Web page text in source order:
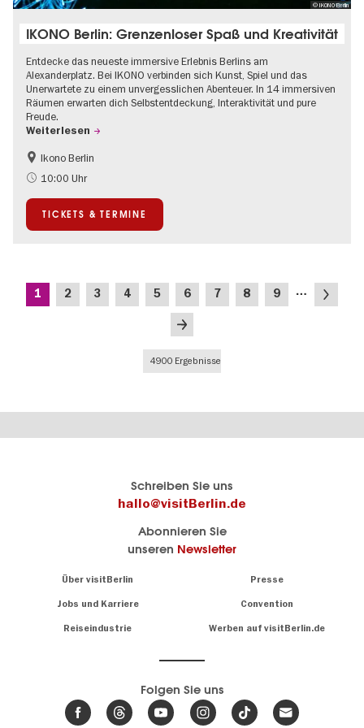
© IKONO Berlin
IKONO Berlin: Grenzenloser Spaß und Kreativität
Entdecke das neueste immersive Erlebnis Berlins am
Alexanderplatz. Bei IKONO verbinden sich Kunst, Spiel und das
Unerwartete zu einem unvergesslichen Abenteuer. In 14 immersiven
Räumen erwarten dich Selbstentdeckung, Interaktivität und pure
Freude.
Weiterlesen
Kinder
Kultursommer
Ikono Berlin
10:00 Uhr
TICKETS & TERMINE
Seitennummerierung
Aktuelle
1 Seite
2 Seite
3 Seite
4 Seite
5 Seite
6 Seite
7 Seite
8 Seite
9 …
Nächste
Letzte
4900 Ergebnisse
Schreiben Sie uns
hallo@visitBerlin.de
Abonnieren Sie
unseren Newsletter
Über visitBerlin Presse
Jobs und Karriere Convention
Reiseindustrie Werben auf visitBerlin.de
sind
für Sie da.
Tickets
Insidertipps
Folgen Sie uns